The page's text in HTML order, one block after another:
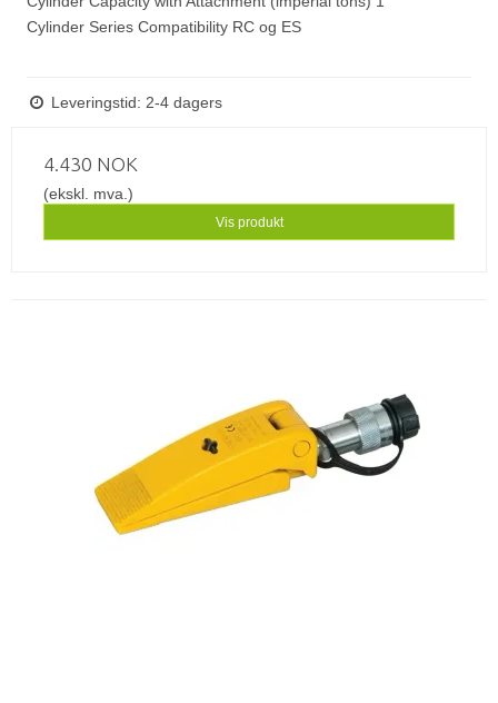
Cylinder Series Compatibility RC og ES
Leveringstid: 2-4 dagers
4.430 NOK
(ekskl. mva.)
Vis produkt